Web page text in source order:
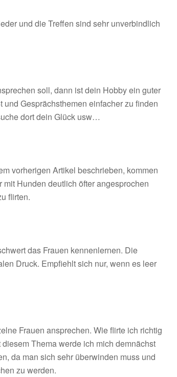
und die Treffen sind sehr unverbindlich
soll, dann ist dein Hobby ein guter
Gesprächsthemen einfacher zu finden
dort dein Glück usw…
vorherigen Artikel beschrieben, kommen
Hunden deutlich öfter angesprochen
flirten.
das Frauen kennenlernen. Die
Druck. Empfiehlt sich nur, wenn es leer
Frauen ansprechen. Wie flirte ich richtig
Thema werde ich mich demnächst
da man sich sehr überwinden muss und
zu werden.